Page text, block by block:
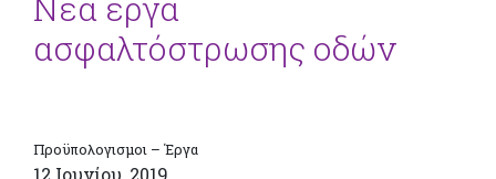
ασφαλτόστρωσης οδών
Προϋπολογισμοι – Έργα
12 Ιουνίου, 2019